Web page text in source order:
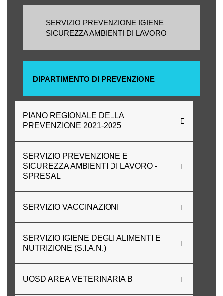
SERVIZIO PREVENZIONE IGIENE
SICUREZZA AMBIENTI DI LAVORO
DIPARTIMENTO DI PREVENZIONE
PIANO REGIONALE DELLA
PREVENZIONE 2021-2025
SERVIZIO PREVENZIONE E
SICUREZZA AMBIENTI DI LAVORO -
SPRESAL
SERVIZIO VACCINAZIONI
SERVIZIO IGIENE DEGLI ALIMENTI E
NUTRIZIONE (S.I.A.N.)
UOSD AREA VETERINARIA B